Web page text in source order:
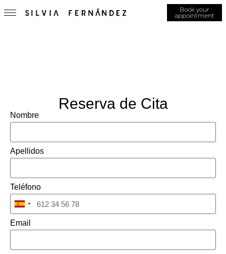
Book your
appointment
Reserva de Cita
Nombre
Apellidos
Teléfono
Spain
+34
Email